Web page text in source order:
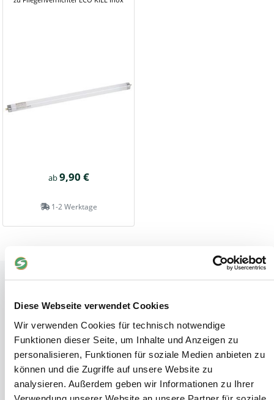
Diese Webseite verwendet Cookies
Wir verwenden Cookies für technisch notwendige
Funktionen dieser Seite, um Inhalte und Anzeigen zu
personalisieren, Funktionen für soziale Medien anbieten zu
können und die Zugriffe auf unsere Website zu
analysieren. Außerdem geben wir Informationen zu Ihrer
ab9,90 €
1-2 Werktage
Tiere
Wasserversorgung für Weidetiere
Euronetz
Zubereitung Melasseschnitzel für Pferde
Hobby-Farming
Grundlagen der Hühnerhaltung
Tiere Landwirtschaft